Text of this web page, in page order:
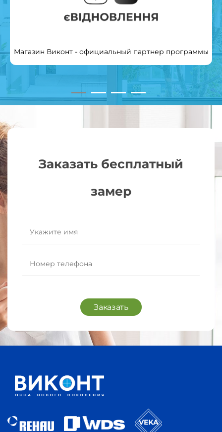
Магазин Виконт - официальный партнер программы
Заказать бесплатный
замер
Заказать